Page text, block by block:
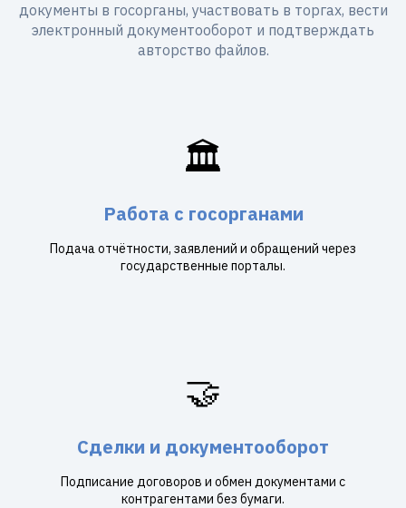
документы в госорганы, участвовать в торгах, вести
электронный документооборот и подтверждать
авторство файлов.
🏛️
Работа с госорганами
Подача отчётности, заявлений и обращений через
государственные порталы.
🤝
Сделки и документооборот
Подписание договоров и обмен документами с
контрагентами без бумаги.